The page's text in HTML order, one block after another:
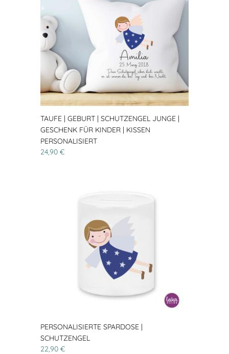
TAUFE | GEBURT | SCHUTZENGEL JUNGE |
GESCHENK FÜR KINDER | KISSEN
PERSONALISIERT
24,90 €
PERSONALISIERTE SPARDOSE |
SCHUTZENGEL
22,90 €